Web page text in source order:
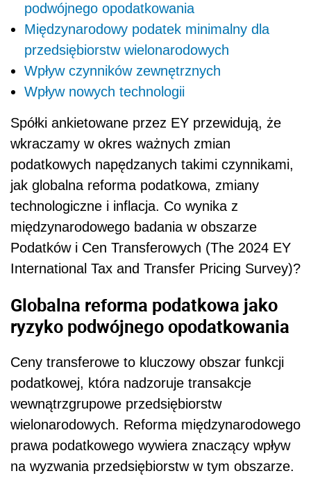
podwójnego opodatkowania
Międzynarodowy podatek minimalny dla
przedsiębiorstw wielonarodowych
Wpływ czynników zewnętrznych
Wpływ nowych technologii
Spółki ankietowane przez EY przewidują, że
wkraczamy w okres ważnych zmian
podatkowych napędzanych takimi czynnikami,
jak globalna reforma podatkowa, zmiany
technologiczne i inflacja. Co wynika z
międzynarodowego badania w obszarze
Podatków i Cen Transferowych (The 2024 EY
International Tax and Transfer Pricing Survey)?
Globalna reforma podatkowa jako
ryzyko podwójnego opodatkowania
Ceny transferowe to kluczowy obszar funkcji
podatkowej, która nadzoruje transakcje
wewnątrzgrupowe przedsiębiorstw
wielonarodowych. Reforma międzynarodowego
prawa podatkowego wywiera znaczący wpływ
na wyzwania przedsiębiorstw w tym obszarze.